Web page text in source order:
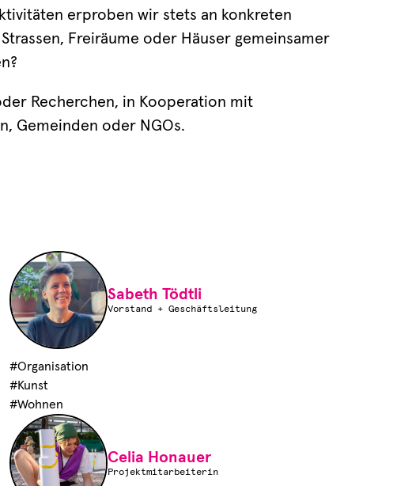
erproben wir stets an konkreten
Freiräume oder Häuser gemeinsamer
Recherchen, in Kooperation mit
Gemeinden oder NGOs.
Sabeth Tödtli
Vorstand + Geschäftsleitung
#Organisation
#Kunst
#Wohnen
Celia Honauer
Projektmitarbeiterin